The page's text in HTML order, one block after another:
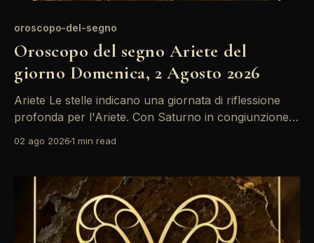
oroscopo-del-segno
Oroscopo del segno Ariete del
giorno Domenica, 2 Agosto 2026
Ariete Le stelle indicano una giornata di riflessione
profonda per l'Ariete. Con Saturno in congiunzione
tue scelte passate. Approfitta di questo momento per
decisioni importanti. La posizione di Saturno
02 ago 20261 min read